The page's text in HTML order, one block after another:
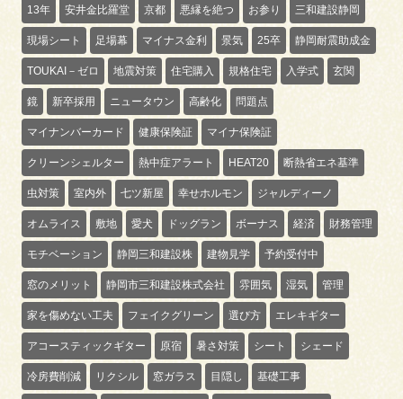
13年 安井金比羅堂 京都 悪縁を絶つ お参り 三和建設静岡
現場シート 足場幕 マイナス金利 景気 25卒 静岡耐震助成金
TOUKAI－ゼロ 地震対策 住宅購入 規格住宅 入学式 玄関
鏡 新卒採用 ニュータウン 高齢化 問題点
マイナンバーカード 健康保険証 マイナ保険証
クリーンシェルター 熱中症アラート HEAT20 断熱省エネ基準
虫対策 室内外 七ツ新屋 幸せホルモン ジャルディーノ
オムライス 敷地 愛犬 ドッグラン ボーナス 経済 財務管理
モチベーション 静岡三和建設株 建物見学 予約受付中
窓のメリット 静岡市三和建設株式会社 雰囲気 湿気 管理
家を傷めない工夫 フェイクグリーン 選び方 エレキギター
アコースティックギター 原宿 暑さ対策 シート シェード
冷房費削減 リクシル 窓ガラス 目隠し 基礎工事